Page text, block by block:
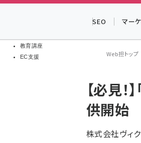
教育講座
EC支援
SEO マー
ン
く
ず
Web担トップ
【必見
供開始
株式会社ヴィ